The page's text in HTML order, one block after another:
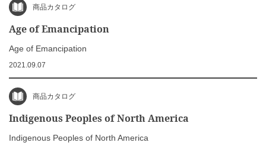
商品カタログ
Age of Emancipation
Age of Emancipation
2021.09.07
商品カタログ
Indigenous Peoples of North America
Indigenous Peoples of North America